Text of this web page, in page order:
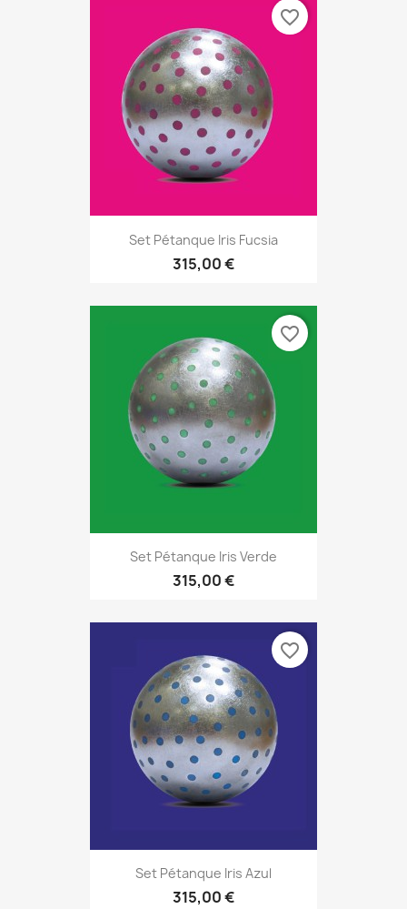
Set Pétanque Iris Fucsia
315,00 €
favorite_border
Set Pétanque Iris Verde
315,00 €
favorite_border
Set Pétanque Iris Azul
315,00 €
favorite_border